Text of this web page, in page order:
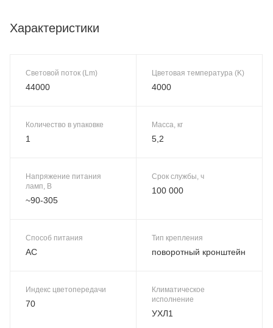
Характеристики
Световой поток (Lm)
44000
Цветовая температура (K)
4000
Количество в упаковке
1
Масса, кг
5,2
Напряжение питания
ламп, В
~90-305
Срок службы, ч
100 000
Способ питания
AC
Тип крепления
поворотный кронштейн
Индекс цветопередачи
70
Климатическое
исполнение
УХЛ1